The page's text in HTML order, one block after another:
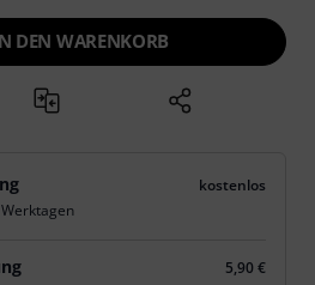
DEN WARENKORB
kostenlos
5,90 €